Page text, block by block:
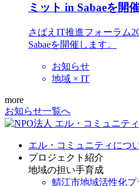
ミット in Sabaeを開
さばえIT推進フォーラム
Sabaeを開催します。
お知らせ
地域 × IT
more
お知らせ一覧へ
エル・コミュニティにつ
プロジェクト紹介
地域の担い手育成
鯖江市地域活性化プ